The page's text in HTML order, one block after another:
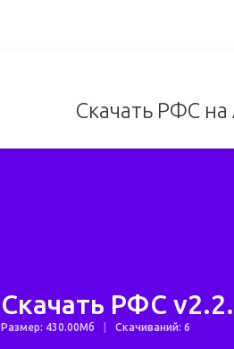
Скачать РФС
Скачать РФС
Размер: 430.00Мб Скачиваний: 6